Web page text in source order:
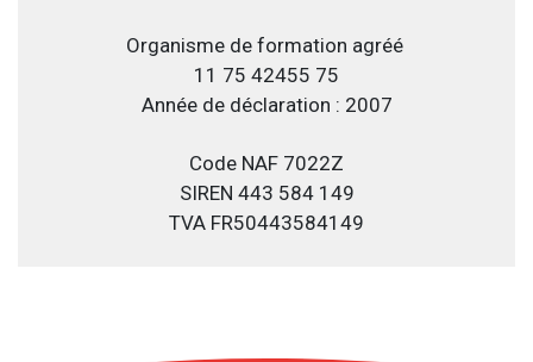
Organisme de formation agréé
11 75 42455 75
Année de déclaration : 2007
Code NAF 7022Z
SIREN 443 584 149
TVA FR50443584149